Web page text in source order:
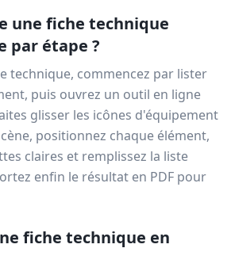
une fiche technique
par étape ?
technique, commencez par lister
puis ouvrez un outil en ligne
glisser les icônes d'équipement
positionnez chaque élément,
claires et remplissez la liste
enfin le résultat en PDF pour
fiche technique en